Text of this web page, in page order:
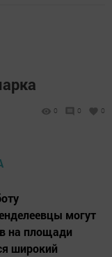
0 0 0
могут
на площади
широкий